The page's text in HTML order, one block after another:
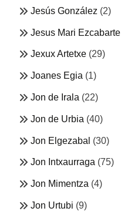
Jesús González (2)
Jesus Mari Ezcabarte
Jexux Artetxe (29)
Joanes Egia (1)
Jon de Irala (22)
Jon de Urbia (40)
Jon Elgezabal (30)
Jon Intxaurraga (75)
Jon Mimentza (4)
Jon Urtubi (9)